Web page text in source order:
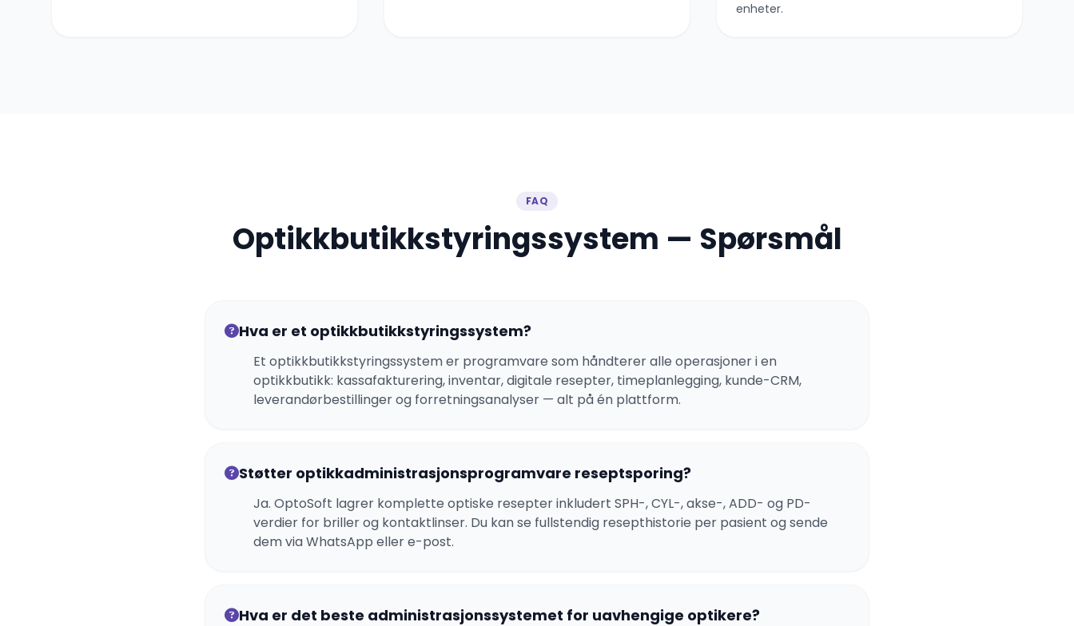
enheter.
FAQ
Optikkbutikkstyringssystem — Spørsmål
Hva er et optikkbutikkstyringssystem?
Et optikkbutikkstyringssystem er programvare som håndterer alle operasjoner i en
optikkbutikk: kassafakturering, inventar, digitale resepter, timeplanlegging, kunde-CRM,
leverandørbestillinger og forretningsanalyser — alt på én plattform.
Støtter optikkadministrasjonsprogramvare reseptsporing?
Ja. OptoSoft lagrer komplette optiske resepter inkludert SPH-, CYL-, akse-, ADD- og PD-
verdier for briller og kontaktlinser. Du kan se fullstendig resepthistorie per pasient og sende
dem via WhatsApp eller e-post.
Hva er det beste administrasjonssystemet for uavhengige optikere?